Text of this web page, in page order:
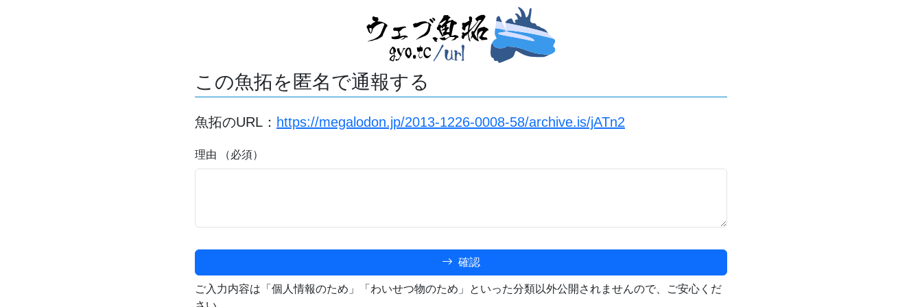
この魚拓を匿名で通報する
魚拓のURL： https://megalodon.jp/2013-1226-0008-58/archive.is/jATn2
理由 （必須）
確認
ご入力内容は「個人情報のため」「わいせつ物のため」といった分類以外公開されませんので、ご安心くだ